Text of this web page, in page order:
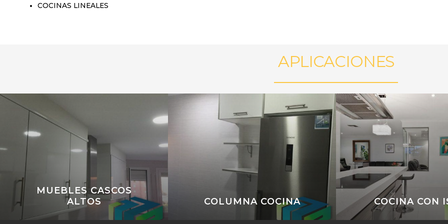
COCINAS LINEALES
APLICACIONES
MUEBLES CASCOS
ALTOS
COLUMNA COCINA COCINA CON